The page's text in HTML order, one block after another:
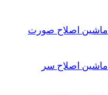
ماشین اصلاح صورت
ماشین اصلاح سر